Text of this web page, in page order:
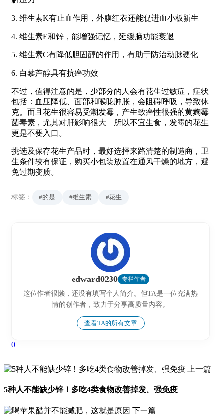
3. 维生素K有止血作用，外膜红衣还能促进血小板新生
4. 维生素E和锌，能增强记忆，延缓脑功能衰退
5. 维生素C有降低胆固醇的作用，有助于防治动脉硬化
6. 白藜芦醇具有抗癌功效
不过，值得注意的是，少部分的人会有花生过敏症，症状
包括：血压降低、面部和喉咙肿胀，会阻碍呼吸，导致休
克。而且花生很容易受潮发霉，产生致癌性很强的黄麴霉
菌毒素，尤其对肝影响很大，所以不宜生食，发霉的花生
更是不要入口。
挑选及保存花生产品时，最好选择来路清楚的制造商，卫
生条件较有保证，购买小包装放置在通风干燥的地方，避
免过期变质。
标签： #的是 #维生素 #花生
edward0230 专栏作者
这位作者很懒，还没有填写个人简介。但TA是一位充满热
情的创作者，致力于分享高质量内容。
查看TA的所有文章
0
上一篇
5种人不能缺少锌！多吃4类食物改善掉发、强免疫
下一篇